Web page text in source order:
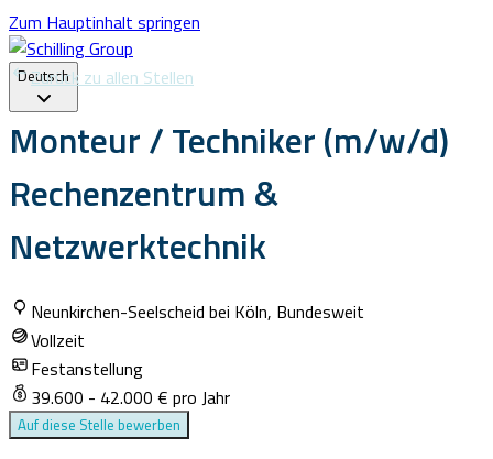
Zum Hauptinhalt springen
Deutsch
Deutsch
Zurück zu allen Stellen
Monteur / Techniker (m/w/d)
Rechenzentrum &
Netzwerktechnik
Neunkirchen-Seelscheid bei Köln, Bundesweit
Vollzeit
Festanstellung
39.600 - 42.000 € pro Jahr
Auf diese Stelle bewerben